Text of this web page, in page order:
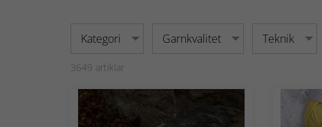
Kategori Garnkvalitet Teknik
3649 artiklar